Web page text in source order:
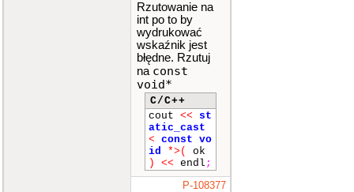
Rzutowanie na
int po to by
wydrukować
wskaźnik jest
błędne. Rzutuj
na const
void*
C/C++
cout <<
st
atic_cast
< const vo
id
*> (
ok
)
<< endl ;
P-108377